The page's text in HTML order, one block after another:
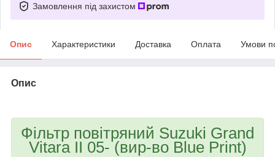
Замовлення під захистом
Опис Характеристики Доставка Оплата Умови
Опис
Фільтр повітряний Suzuki Grand
Vitara II 05- (вир-во Blue Print)